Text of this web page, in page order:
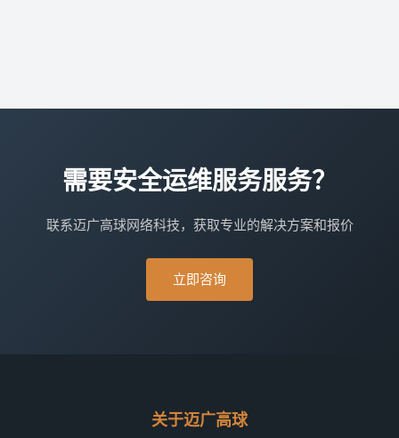
需要安全运维服务服务？
联系迈广高球网络科技，获取专业的解决方案和报价
立即咨询
关于迈广高球